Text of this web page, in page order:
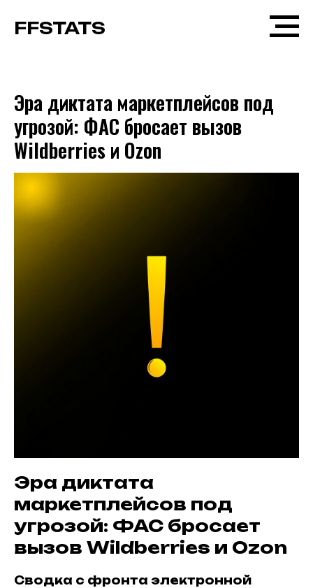
FFSTATS
Эра диктата маркетплейсов под
угрозой: ФАС бросает вызов
Wildberries и Ozon
Эра диктата
маркетплейсов под
угрозой: ФАС бросает
вызов Wildberries и Ozon
Сводка с фронта электронной